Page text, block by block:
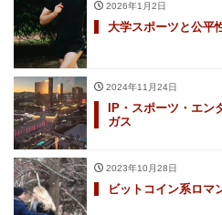
2026年1月2日
大学スポーツと公平
2024年11月24日
IP・スポーツ・エ
ガス
2023年10月28日
ビットコイン系ロマ